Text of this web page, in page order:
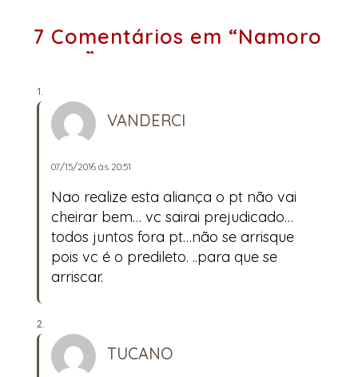
7 Comentários em “Namoro
novo”
VANDERCI
07/15/2016 às 20:51
Nao realize esta aliança o pt não vai
cheirar bem… vc sairai prejudicado…
todos juntos fora pt…não se arrisque
pois vc é o predileto. ..para que se
arriscar.
TUCANO